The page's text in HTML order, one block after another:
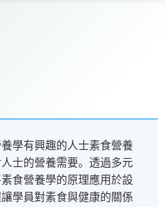
學有興趣的人士素食營養
士的營養需要。透過多元
食營養學的原理應用於設
學員對素食與健康的關係